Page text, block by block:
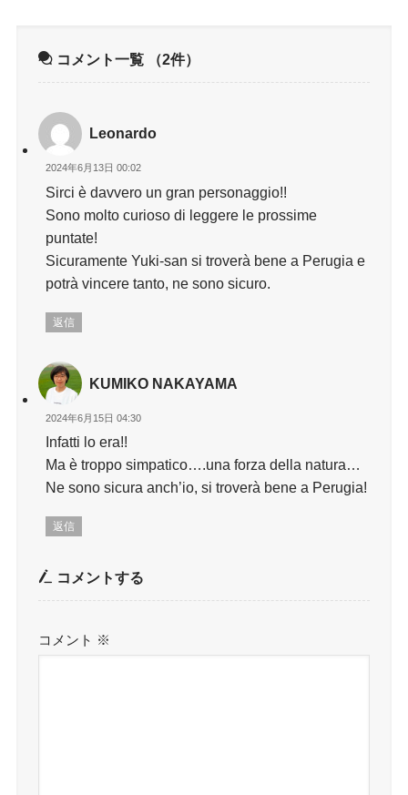
コメント一覧 （2件）
Leonardo
2024年6月13日 00:02
Sirci è davvero un gran personaggio!!
Sono molto curioso di leggere le prossime
puntate!
Sicuramente Yuki-san si troverà bene a Perugia e
potrà vincere tanto, ne sono sicuro.
返信
KUMIKO NAKAYAMA
2024年6月15日 04:30
Infatti lo era!!
Ma è troppo simpatico….una forza della natura…
Ne sono sicura anch’io, si troverà bene a Perugia!
返信
コメントする
コメント ※